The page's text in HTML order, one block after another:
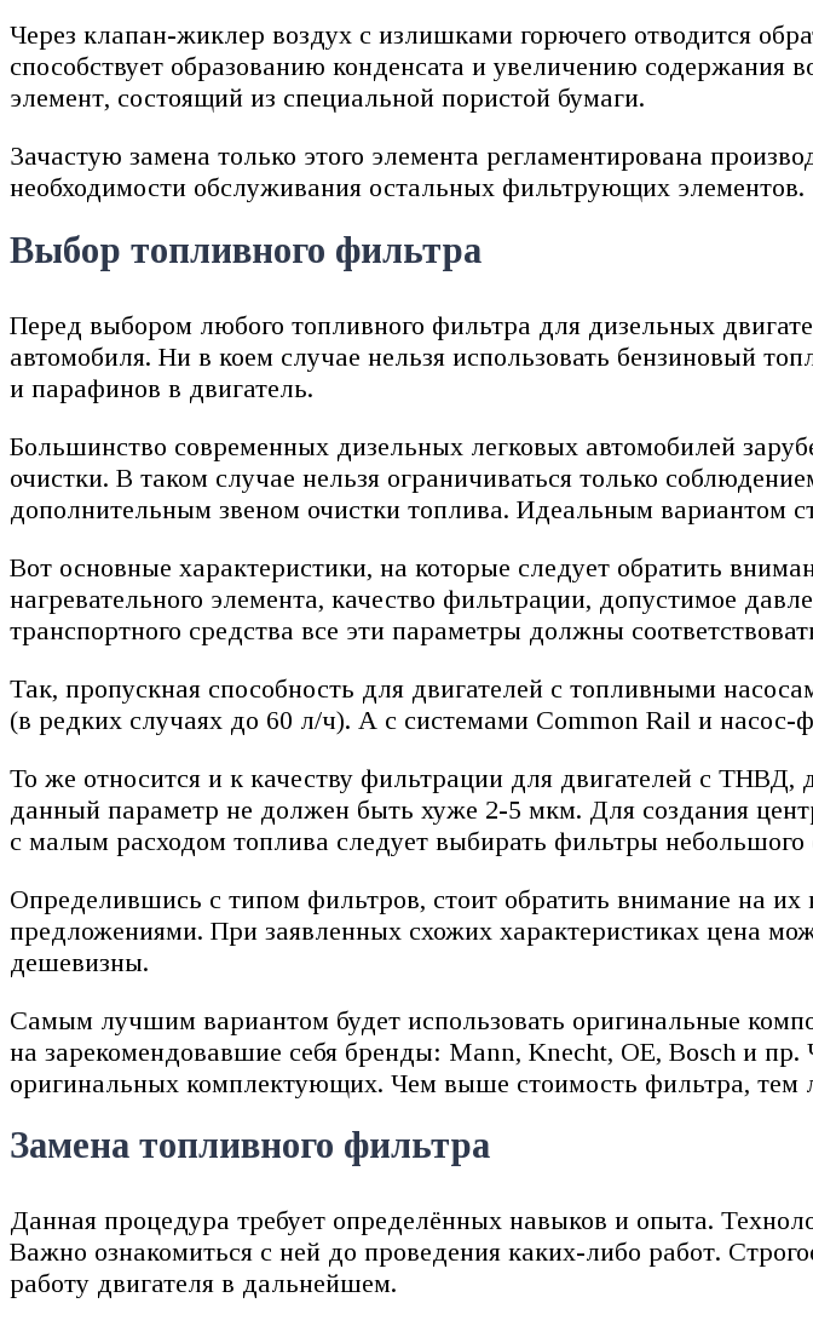
Через клапан-жиклер воздух с излишками горючего отводится
способствует образованию конденсата и увеличению
элемент, состоящий из специальной пористой бумаги.
Зачастую замена только этого элемента регламентирована
необходимости обслуживания остальных фильтрующих элементов.
Выбор топливного фильтра
Перед выбором любого топливного фильтра для дизельных
автомобиля. Ни в коем случае нельзя использовать бензиновый
и парафинов в двигатель.
Большинство современных дизельных легковых автомобилей
очистки. В таком случае нельзя ограничиваться только
дополнительным звеном очистки топлива. Идеальным вариантом
Вот основные характеристики, на которые следует обратить
нагревательного элемента, качество фильтрации, допустимое
транспортного средства все эти параметры должны
Так, пропускная способность для двигателей с топливными
(в редких случаях до 60 л/ч). А с системами Common Rail и
То же относится и к качеству фильтрации для двигателей с
данный параметр не должен быть хуже 2-5 мкм. Для создания
с малым расходом топлива следует выбирать фильтры
Определившись с типом фильтров, стоит обратить внимание на
предложениями. При заявленных схожих характеристиках цена
дешевизны.
Самым лучшим вариантом будет использовать оригинальные
на зарекомендовавшие себя бренды: Mann, Knecht, OE, Bosch и
оригинальных комплектующих. Чем выше стоимость фильтра, тем
Замена топливного фильтра
Данная процедура требует определённых навыков и опыта.
Важно ознакомиться с ней до проведения каких-либо работ.
работу двигателя в дальнейшем.